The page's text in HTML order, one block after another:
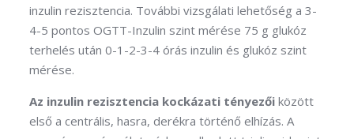
inzulin rezisztencia. További vizsgálati lehetőség a 3-
4-5 pontos OGTT-Inzulin szint mérése 75 g glukóz
terhelés után 0-1-2-3-4 órás inzulin és glukóz szint
mérése.
Az inzulin rezisztencia kockázati tényezőiközött
első a centrális, hasra, derékra történő elhízás. A